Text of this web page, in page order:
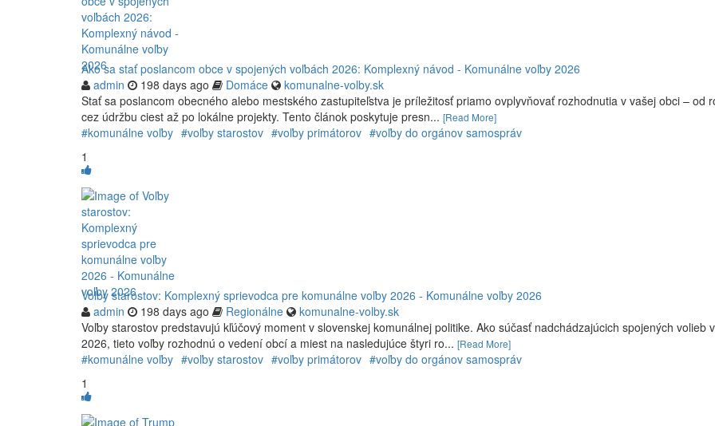
Ako sa stať poslancom obce v spojených voľbách 2026: Komplexný návod - Komunálne voľby 2026
admin
198 days ago Domáce
komunalne-volby.sk
Stať sa poslancom obecného alebo mestského zastupiteľstva je príležitosť priamo ovplyvňovať rozhodnutia v vašej obci – od
cez údržbu ciest až po lokálne projekty. Tento článok poskytuje presn... [Read More]
#komunálne voľby #voľby starostov #voľby primátorov #voľby do orgánov samospráv
1
Voľby starostov: Komplexný sprievodca pre komunálne voľby 2026 - Komunálne voľby 2026
admin
198 days ago Regionálne
komunalne-volby.sk
Voľby starostov predstavujú kľúčový moment v slovenskej komunálnej politike. Ako súčasť nadchádzajúcich spojených volieb
2026, tieto voľby rozhodnú o vedení obcí a miest na nasledujúce štyri ro... [Read More]
#komunálne voľby #voľby starostov #voľby primátorov #voľby do orgánov samospráv
1